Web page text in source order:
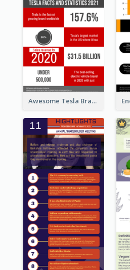
Awesome Tesla Branding Infographic Design Ideas